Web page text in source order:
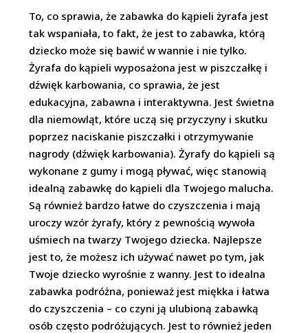
To, co sprawia, że zabawka do kąpieli żyrafa jest
tak wspaniała, to fakt, że jest to zabawka, którą
dziecko może się bawić w wannie i nie tylko.
Żyrafa do kąpieli wyposażona jest w piszczałkę i
dźwięk karbowania, co sprawia, że jest
edukacyjna, zabawna i interaktywna. Jest świetna
dla niemowląt, które uczą się przyczyny i skutku
poprzez naciskanie piszczałki i otrzymywanie
nagrody (dźwięk karbowania). Żyrafy do kąpieli są
wykonane z gumy i mogą pływać, więc stanowią
idealną zabawkę do kąpieli dla Twojego malucha.
Są również bardzo łatwe do czyszczenia i mają
uroczy wzór żyrafy, który z pewnością wywoła
uśmiech na twarzy Twojego dziecka. Najlepsze
jest to, że możesz ich używać nawet po tym, jak
Twoje dziecko wyrośnie z wanny. Jest to idealna
zabawka podróżna, ponieważ jest miękka i łatwa
do czyszczenia – co czyni ją ulubioną zabawką
osób często podróżujących. Jest to również jeden